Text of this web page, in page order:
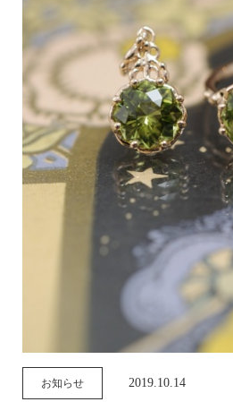
お知らせ 2019.10.14